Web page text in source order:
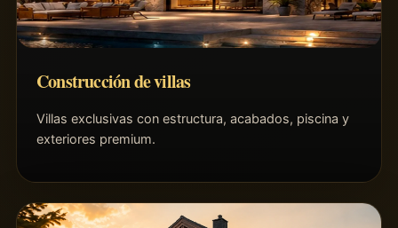
Construcción de villas
Villas exclusivas con estructura, acabados, piscina y
exteriores premium.